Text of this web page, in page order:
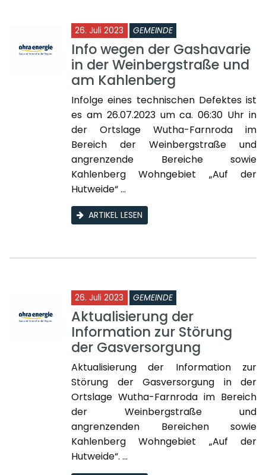
26. Juli 2023 GEMEINDE
Info wegen der Gashavarie
in der Weinbergstraße und
am Kahlenberg
Infolge eines technischen Defektes ist
es am 26.07.2023 um ca. 06:30 Uhr in
der Ortslage Wutha-Farnroda im
Bereich der Weinbergstraße und
angrenzende Bereiche sowie
Kahlenberg Wohngebiet „Auf der
Hutweide“ ...
ARTIKEL LESEN
26. Juli 2023 GEMEINDE
Aktualisierung der
Information zur Störung
der Gasversorgung
Aktualisierung der Information zur
Störung der Gasversorgung in der
Ortslage Wutha-Farnroda im Bereich
der Weinbergstraße und
angrenzenden Bereichen sowie
Kahlenberg Wohngebiet „Auf der
Hutweide“. ...